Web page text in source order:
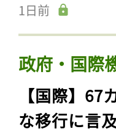
1日前
政府・国際
【国際】
な移行に言